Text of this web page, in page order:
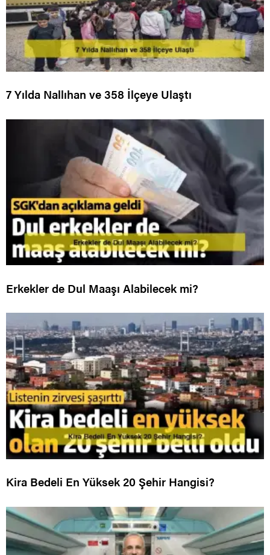
7 Yılda Nallıhan ve 358 İlçeye Ulaştı
Erkekler de Dul Maaşı Alabilecek mi?
Kira Bedeli En Yüksek 20 Şehir Hangisi?